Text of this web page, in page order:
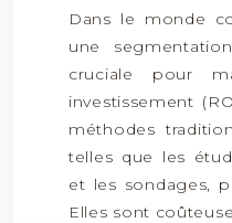
Dans le monde
une
cruciale pour
investissement
méthodes
telles que les
et les sondages,
Elles sont